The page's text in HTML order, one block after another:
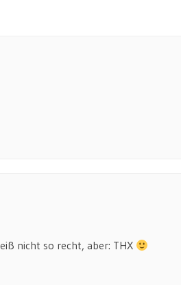
nicht so recht, aber: THX